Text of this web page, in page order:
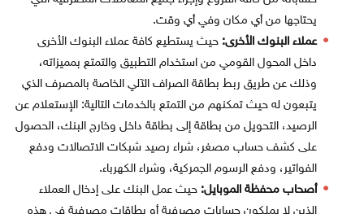
يحتاجها من أي مكان وفي أي وقت.
عملاء البنوك الأخرى: حيث يستطيع كافة عملاء البنوك الأخرى
داخل المحول القومي من استخدام التطبيق والتمتع بمميزاته،
وذلك عن طريق ربط بطاقة الصراف الآلي الخاصة بالمصرف الذي
يتبعون له حيث تمكنهم من التمتع بالخدمات التالية: الإستعلام عن
الرصيد، التحويل من بطاقة إلى بطاقة داخل وخارج البنك، الحصول
على كشف حساب مصغر، شراء رصيد شبكات الاتصالات ودفع
الفواتير، ودفع الرسوم الجمركية، وشراء الكهرباء.
أصحاب محفظة الموبايل: حيث عمل البنك على إدخال العملاء
الذين لا يملكون حسابات مصرفية أو بطاقات مصرفية في هذه